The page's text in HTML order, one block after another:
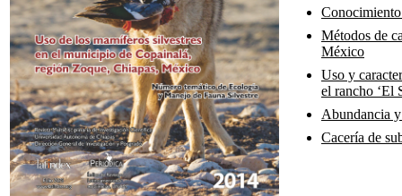
Métodos de
México
Uso y
el rancho ‘El
Abundancia
Cacería de